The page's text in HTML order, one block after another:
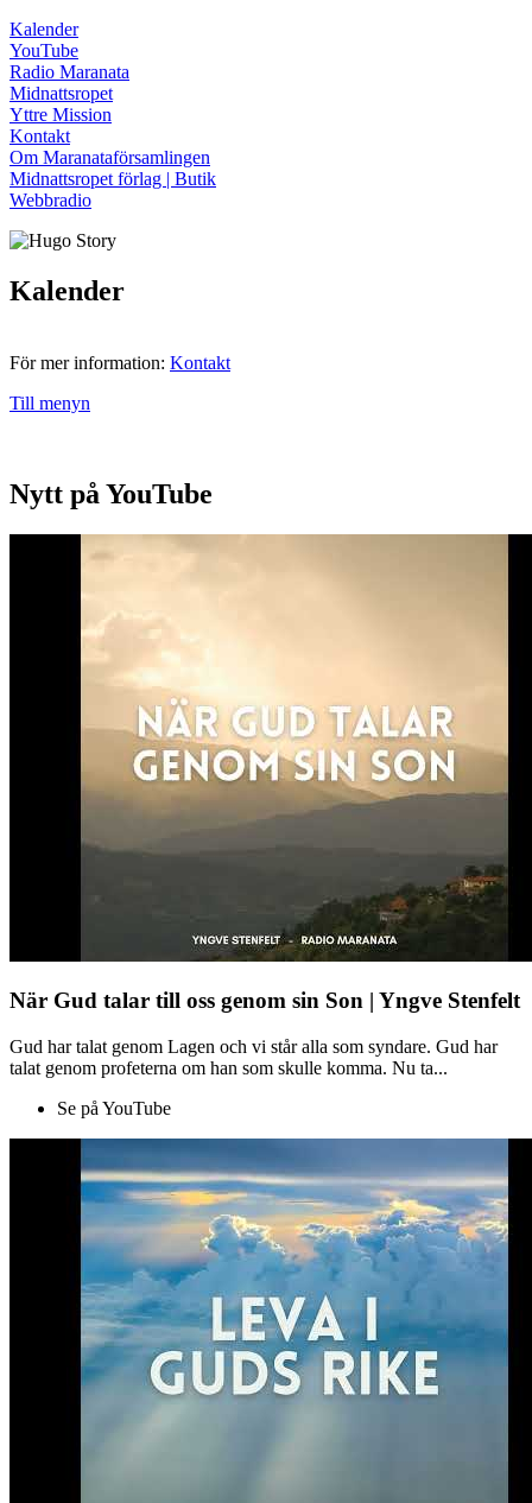
Kalender
YouTube
Radio Maranata
Midnattsropet
Yttre Mission
Kontakt
Om Maranataförsamlingen
Midnattsropet förlag | Butik
Webbradio
Kalender
För mer information: Kontakt
Till menyn
Nytt på YouTube
När Gud talar till oss genom sin Son | Yngve Stenfelt
Gud har talat genom Lagen och vi står alla som syndare. Gud har
talat genom profeterna om han som skulle komma. Nu ta...
Se på YouTube